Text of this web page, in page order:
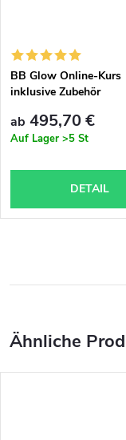
BB Glow Online-Kurs
inklusive Zubehör
ab 495,70 €
Auf Lager >5 St
DETAIL